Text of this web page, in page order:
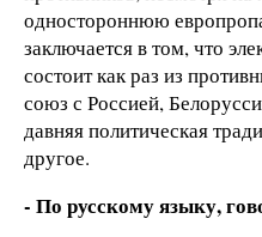
одностороннюю
заключается в том, что
состоит как раз из
союз с Россией,
давняя политическая
другое.
- По русскому языку,